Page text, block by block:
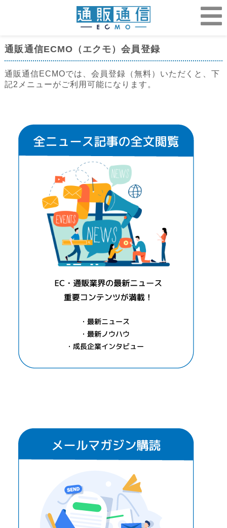
通販通信ECMO（エクモ）会員登録
通販通信ECMOでは、会員登録（無料）いただくと、下
記2メニューがご利用可能になります。